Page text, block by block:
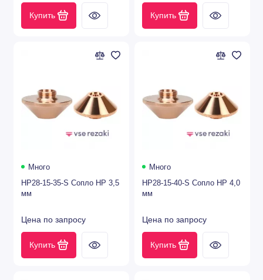
Комплектующие для CO2 лазера
Защитные стекла для лазеров
Линзы для лазеров с держателями
Показать все
Купить Купить
Много
HP28-15-35-S Сопло HP 3,5
мм
Цена по запросу
Купить
Много
HP28-15-40-S Сопло HP 4,0
мм
Цена по запросу
Купить